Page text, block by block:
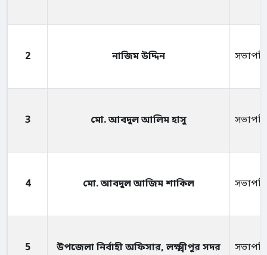
2 নাজিম উদ্দিন
3 মো. আবদুল আলিম হাসু
4 মো. আবদুল আজিম শাকিল
5 উপজেলা নির্বাহী অফিসার, লক্ষ্মীপুর সদর